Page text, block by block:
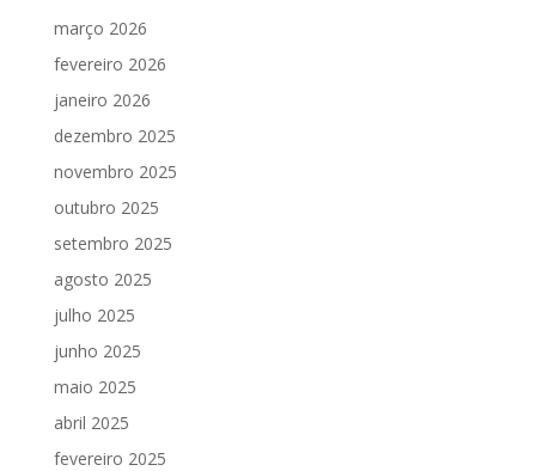
março 2026
fevereiro 2026
janeiro 2026
dezembro 2025
novembro 2025
outubro 2025
setembro 2025
agosto 2025
julho 2025
junho 2025
maio 2025
abril 2025
fevereiro 2025